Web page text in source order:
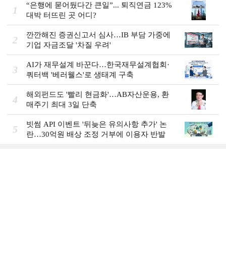
1
“은행에 묻어뒀다간 큰일”... 퇴직연금 123%
대박 터뜨린 곳 어디?
2
깐깐해진 증권신고서 심사…IB 부담 가중에
기업 자금조달 '차질 우려'
3
AI가 재무설계 바꾼다…한국재무설계협회·
쿼터백 '베러웰스'로 생태계 구축
4
해외펀드도 '빨리 현금화'…AB자산운용, 환
매주기 최대 3일 단축
5
빗썸 API 이벤트 '뒤늦은 유의사항 추가' 논
란…30억원 배상 조정 거부에 이용자 반발